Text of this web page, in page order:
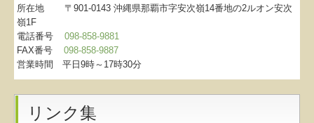
経営理念
交通案内
料金について
所在地 〒901-0143 沖縄県那覇市字安次嶺14番地の2ルオン安次
嶺1F
電話番号098-858-9881
FAX番号098-858-9887
営業時間 平日9時～17時30分
リンク集